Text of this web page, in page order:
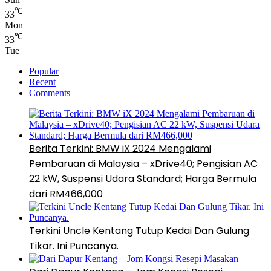
33℃
Mon
33℃
Tue
Popular
Recent
Comments
Berita Terkini: BMW iX 2024 Mengalami
Pembaruan di Malaysia – xDrive40; Pengisian AC
22 kW, Suspensi Udara Standard; Harga Bermula
dari RM466,000
Terkini Uncle Kentang Tutup Kedai Dan Gulung
Tikar. Ini Puncanya.